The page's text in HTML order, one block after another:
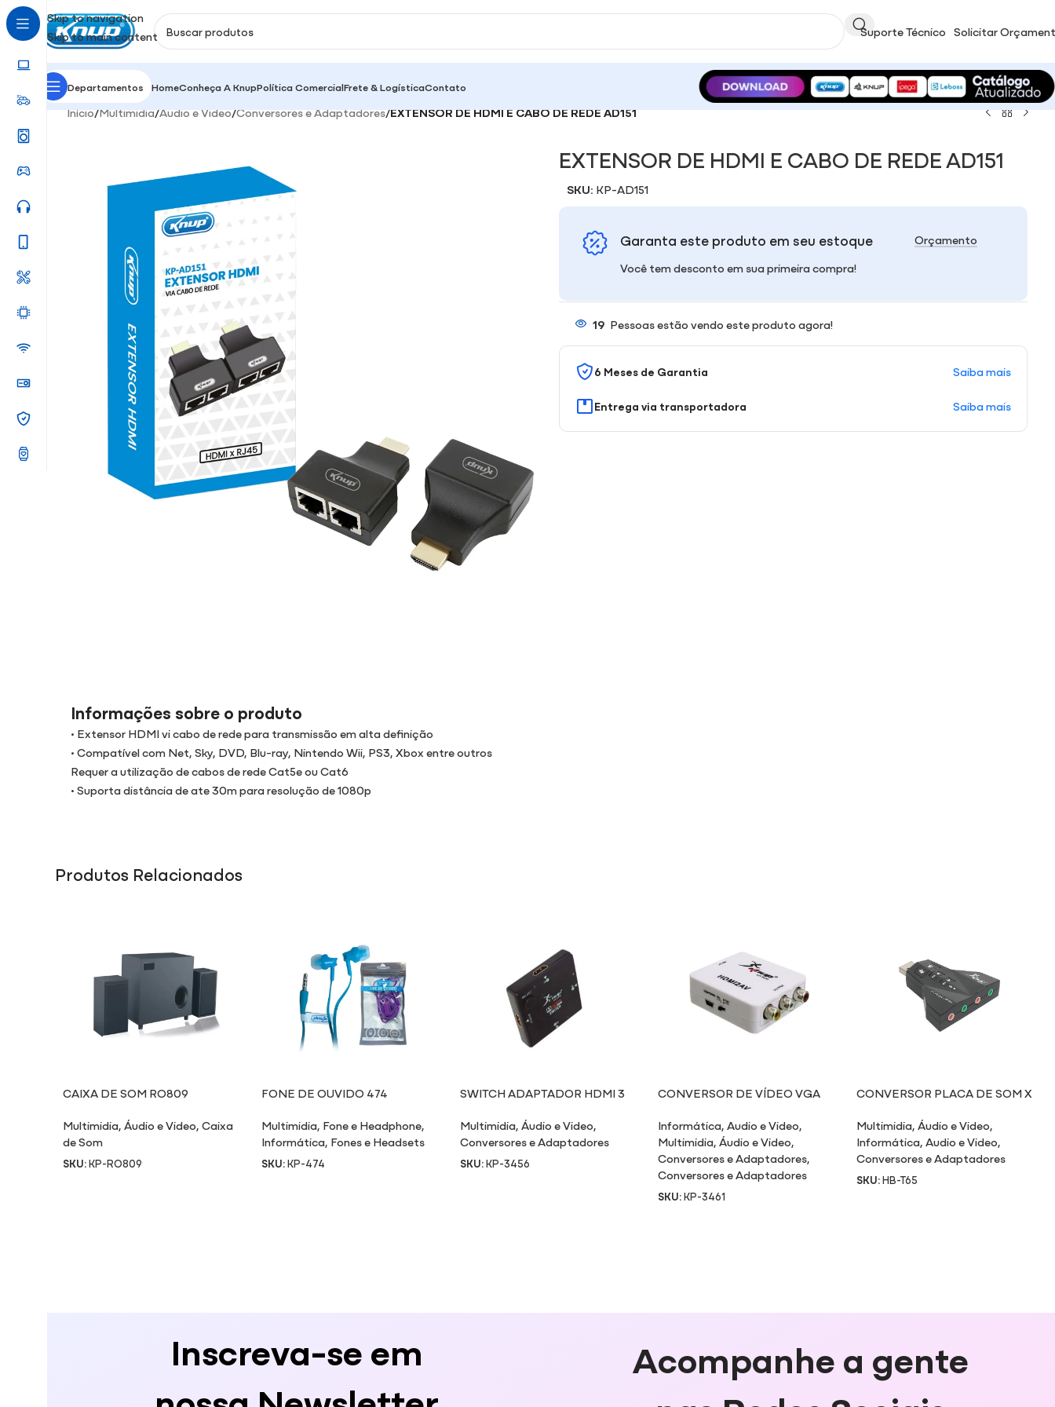
Skip to navigation
Skip to main content
Suporte Técnico Solicitar
Departamentos HomeConheça A KnupPolítica ComercialFrete & LogísticaContato
Início/Multimidia/Áudio e Video/Conversores e Adaptadores/EXTENSOR DE HDMI E CABO DE REDE AD151
EXTENSOR DE HDMI E CABO DE REDE AD151
SKU: KP-AD151
Garanta este produto em seu estoque
Você tem desconto em sua primeira compra!
Orçamento
19 Pessoas estão vendo este produto agora!
6 Meses de Garantia Saiba mais
Entrega via transportadora Saiba mais
Informações sobre o produto
• Extensor HDMI vi cabo de rede para transmissão em alta definição
• Compatível com Net, Sky, DVD, Blu-ray, Nintendo Wii, PS3, Xbox entre outros
Requer a utilização de cabos de rede Cat5e ou Cat6
• Suporta distância de ate 30m para resolução de 1080p
Produtos Relacionados
CAIXA DE SOM RO809
Multimidia,Áudio e Video,Caixa
de Som
SKU:KP-RO809
FONE DE OUVIDO 474
Multimidia, Fone e Headphone,
Informática, Fones e Headsets
SKU:KP-474
SWITCH ADAPTADOR HDMI 3
Multimidia,Áudio e Video,
Conversores e Adaptadores
SKU:KP-3456
CONVERSOR DE VÍDEO VGA
Informática, Audio e Video,
Multimidia, Áudio e Video,
Conversores e Adaptadores,
Conversores e Adaptadores
SKU:KP-3461
CONVERSOR PLACA DE SOM X
Multimidia,Áudio e Video,
Informática,Audio e Video,
Conversores e Adaptadores
SKU:HB-T65
Inscreva-se em
Acompanhe a gente